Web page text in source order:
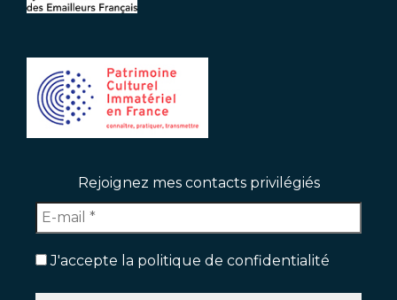
Rejoignez mes contacts privilégiés
J'accepte la politique de confidentialité